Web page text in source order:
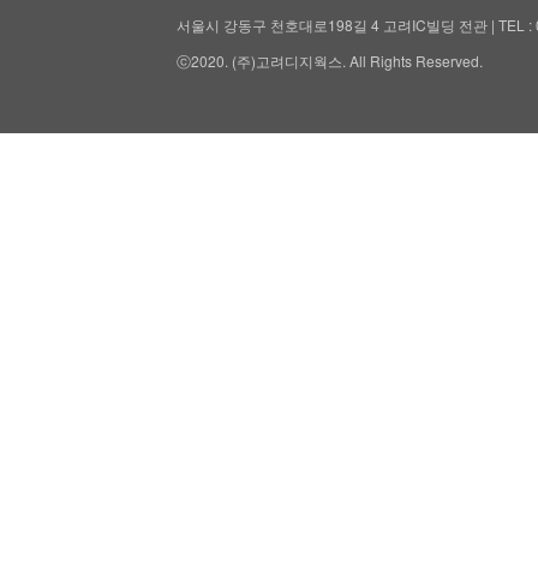
서울시 강동구 천호대로198길 4 고려IC빌딩 전관 |
ⓒ2020. (주)고려디지웍스. All Rights Reserved.